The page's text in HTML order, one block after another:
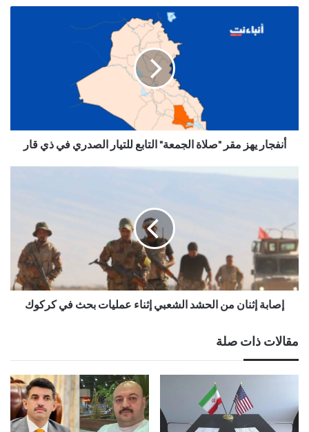
أنفجار يهز مقر "صلاة الجمعة" التابع للتيار الصدري في ذي قار
إصابة إثنان من الحشد الشعبي إثناء عمليات بحث في كركوك
مقالات ذات صلة